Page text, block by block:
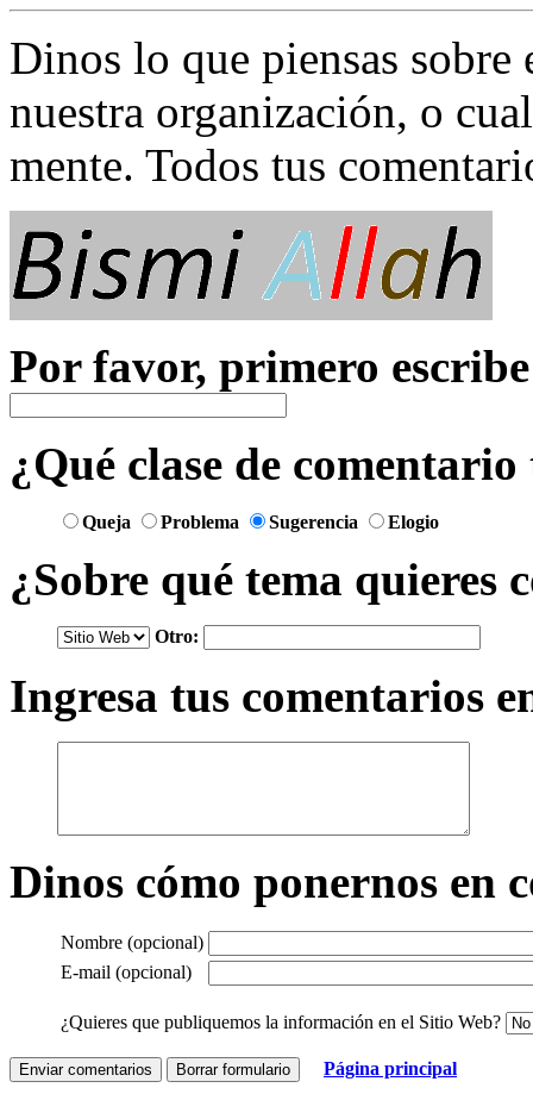
Dinos lo que piensas
nuestra organización, o
mente. Todos tus
Por favor, primero
¿Qué clase de
Queja Problema Sugerencia Elogio
¿Sobre qué tema quieres
Otro:
Ingresa tus comentarios
Dinos cómo ponernos en
Nombre (opcional)
E-mail (opcional)
¿Quieres que publiquemos la información en el Sitio Web?
Página principal